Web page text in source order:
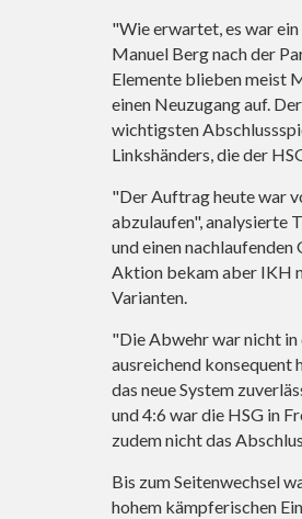
"Wie erwartet, es war
Manuel Berg nach der
Elemente blieben meist
einen Neuzugang auf.
wichtigsten
Linkshänders, die der
"Der Auftrag heute war
abzulaufen", analysierte
und einen
Aktion bekam aber IKH
Varianten.
"Die Abwehr war nicht in
ausreichend konsequent
das neue System
und 4:6 war die HSG in
zudem nicht das
Bis zum Seitenwechsel
hohem kämpferischen